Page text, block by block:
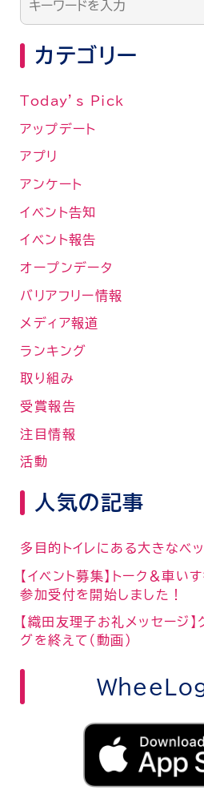
カテゴリー
Today’s Pick
アップデート
アプリ
アンケート
イベント告知
イベント報告
オープンデータ
バリアフリー情報
メディア報道
ランキング
取り組み
受賞報告
注目情報
活動
人気の記事
多目的トイレにある大きなベ
【イベント募集】トーク＆車い
参加受付を開始しました！
【織田友理子お礼メッセージ】
グを終えて（動画）